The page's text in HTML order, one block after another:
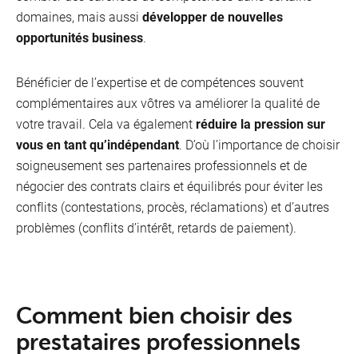
domaines, mais aussi développer de nouvelles
opportunités business.
Bénéficier de l’expertise et de compétences souvent
complémentaires aux vôtres va améliorer la qualité de
votre travail. Cela va égalementréduire la pression sur
vous en tant qu’indépendant. D’où l’importance de choisir
soigneusement ses partenaires professionnels et de
négocier des contrats clairs et équilibrés pour éviter les
conflits (contestations, procès, réclamations) et d’autres
problèmes (conflits d’intérêt, retards de paiement).
Comment bien choisir des
prestataires professionnels